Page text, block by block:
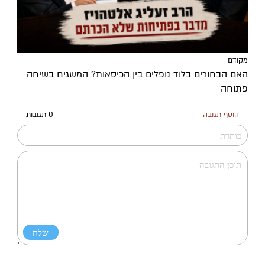
מקודם
האם הבחורים בלוד נופלים בין הכיסאות? המשגיח בשיחה
פתוחה
הוסף תגובה 0 תגובות